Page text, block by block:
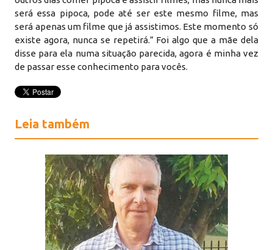
será essa pipoca, pode até ser este mesmo filme, mas
será apenas um filme que já assistimos. Este momento só
existe agora, nunca se repetirá.” Foi algo que a mãe dela
disse para ela numa situação parecida, agora é minha vez
de passar esse conhecimento para vocês.
Leia também